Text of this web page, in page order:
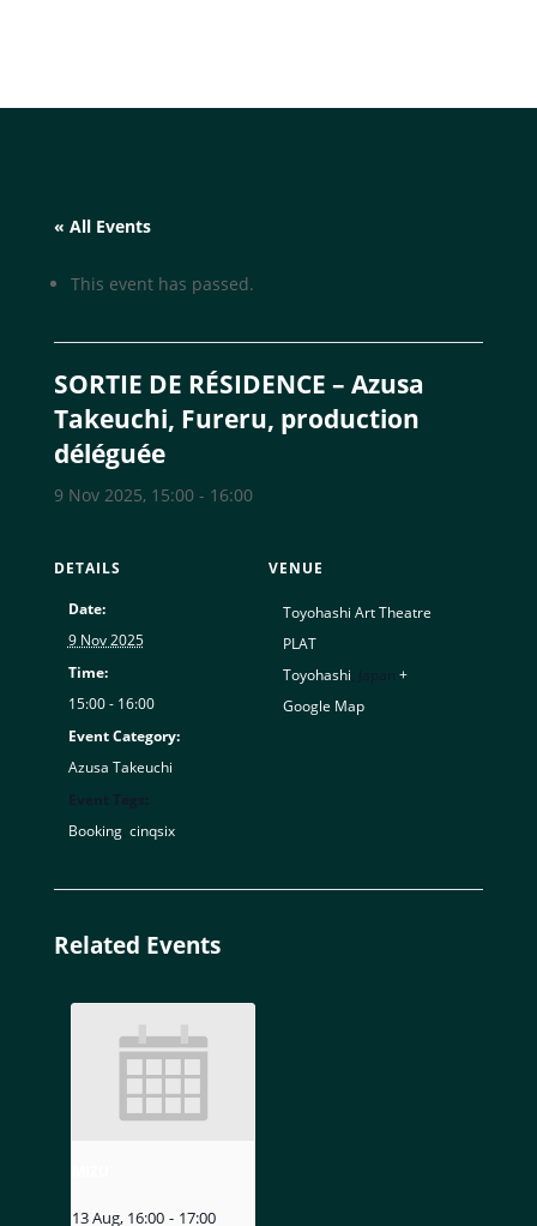
« All Events
This event has passed.
SORTIE DE RÉSIDENCE – Azusa
Takeuchi, Fureru, production
déléguée
9 Nov 2025, 15:00- 16:00
DETAILS
Date:
9 Nov 2025
Time:
15:00 - 16:00
Event Category:
Azusa Takeuchi
Booking, cinqsix
VENUE
Toyohashi Art Theatre
PLAT
Toyohashi
+
Google Map
Related Events
13 Aug, 16:00 - 17:00